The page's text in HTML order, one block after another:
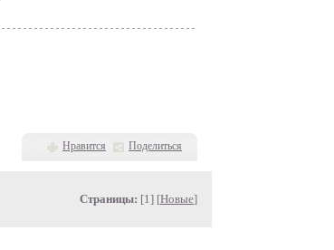
Нравится Поделиться
Страницы: [1] [Новые]